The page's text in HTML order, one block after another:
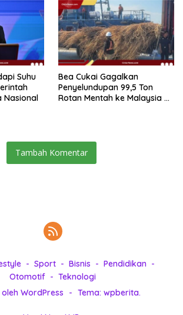
Suhu
Nasional
Bea Cukai Gagalkan
Penyelundupan 99,5 Ton
Rotan Mentah ke Malaysia di
Tambah Komentar
Sport Bisnis
Pendidikan
Otomotif
Teknologi
WordPress
- Tema: wpberita.